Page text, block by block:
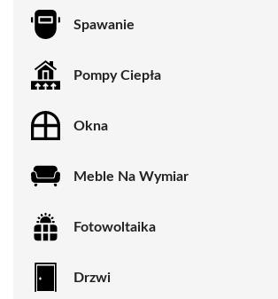
Spawanie
Pompy Ciepła
Okna
Meble Na Wymiar
Fotowoltaika
Drzwi